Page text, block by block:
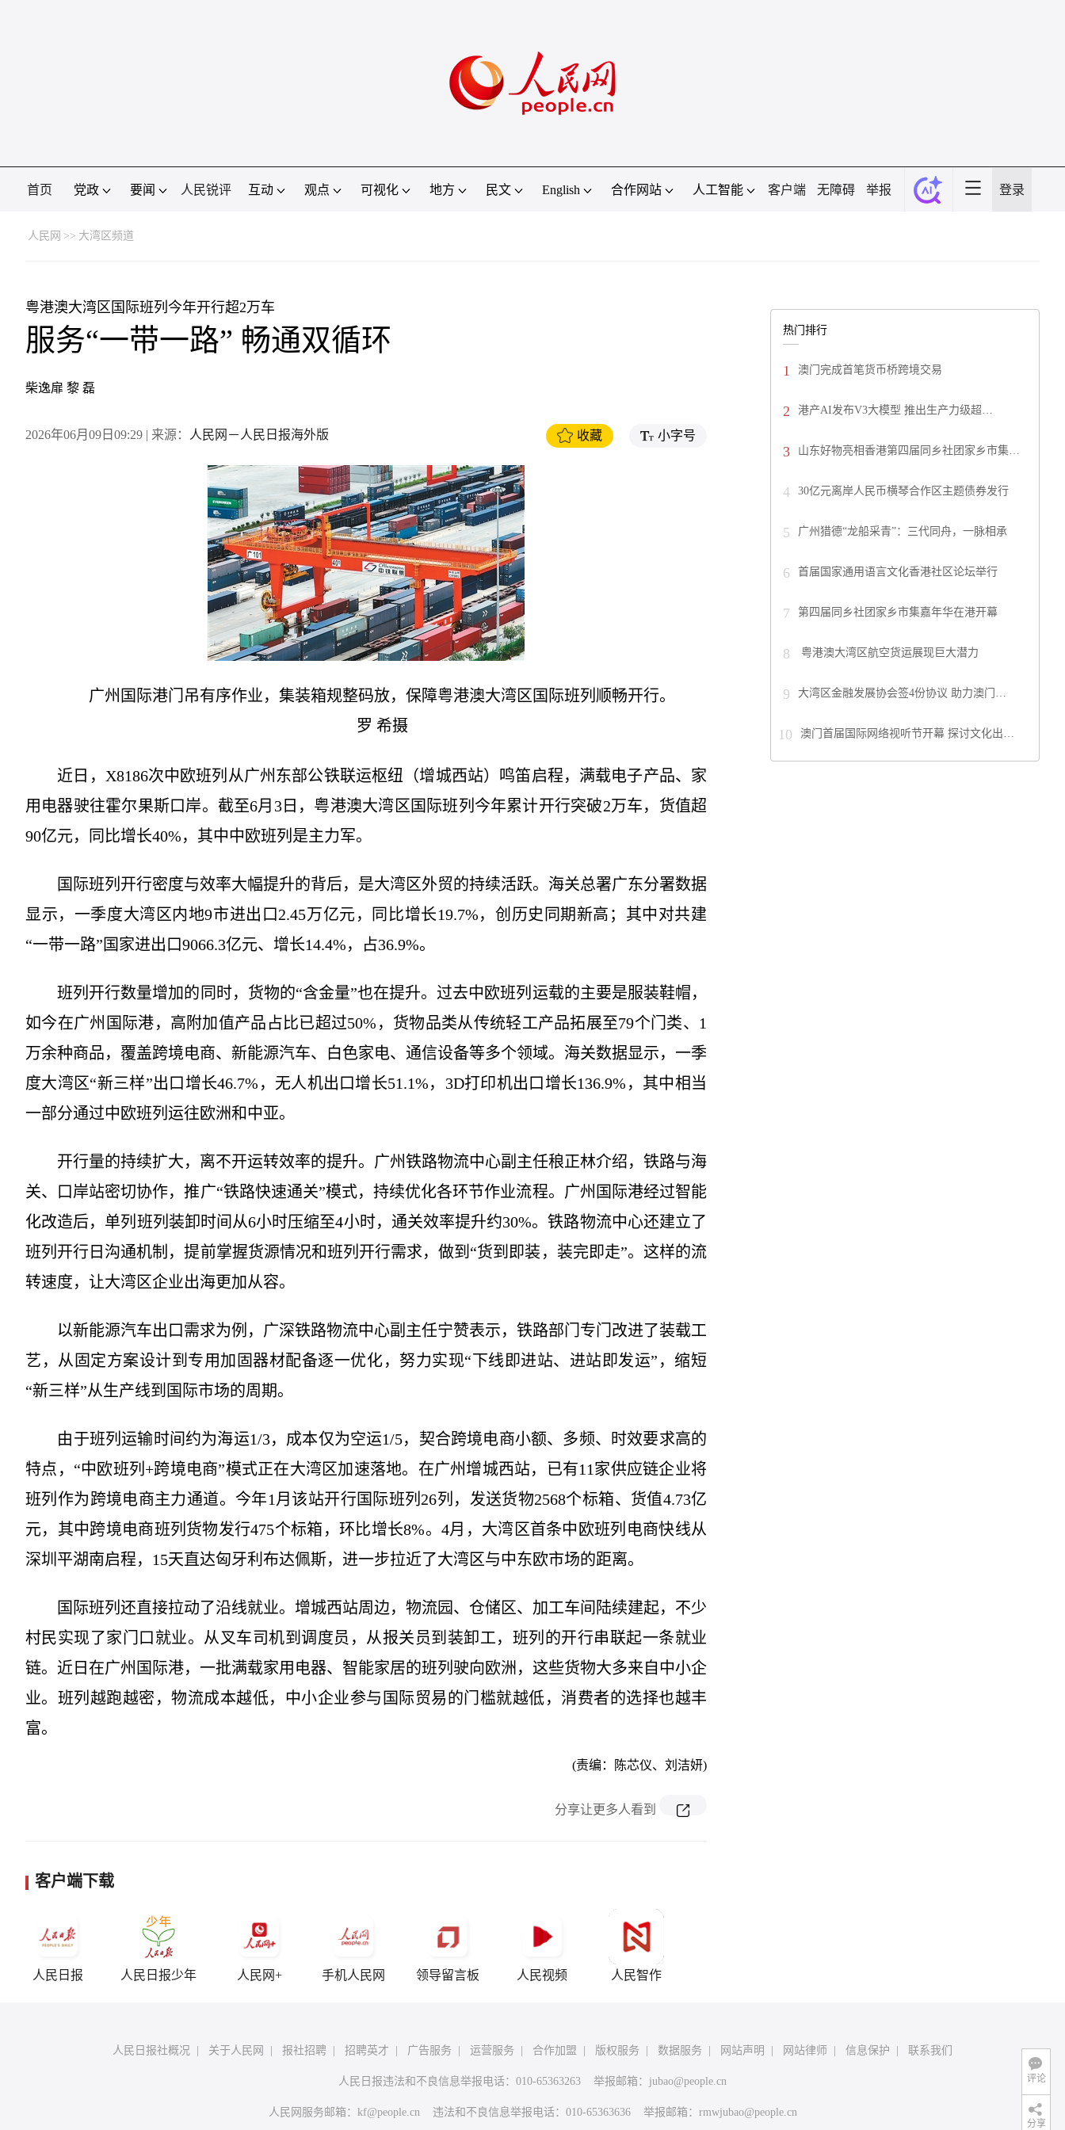
首页 党政 要闻 人民锐评 互动 观点 可视化 地方 民文 English 合作网站 人工智能 客户端 无障碍 举报 登录
人民网 >> 大湾区频道
粤港澳大湾区国际班列今年开行超2万车
服务“一带一路” 畅通双循环
柴逸扉 黎 磊
2026年06月09日09:29 | 来源： 人民网－人民日报海外版 收藏 小字号
广州国际港门吊有序作业，集装箱规整码放，保障粤港澳大湾区国际班列顺畅开行。
罗 希摄
近日，X8186次中欧班列从广州东部公铁联运枢纽（增城西站）鸣笛启程，满载电子产品、家
用电器驶往霍尔果斯口岸。截至6月3日，粤港澳大湾区国际班列今年累计开行突破2万车，货值超
90亿元，同比增长40%，其中中欧班列是主力军。
国际班列开行密度与效率大幅提升的背后，是大湾区外贸的持续活跃。海关总署广东分署数据
显示，一季度大湾区内地9市进出口2.45万亿元，同比增长19.7%，创历史同期新高；其中对共建
“一带一路”国家进出口9066.3亿元、增长14.4%，占36.9%。
班列开行数量增加的同时，货物的“含金量”也在提升。过去中欧班列运载的主要是服装鞋帽，
如今在广州国际港，高附加值产品占比已超过50%，货物品类从传统轻工产品拓展至79个门类、1
万余种商品，覆盖跨境电商、新能源汽车、白色家电、通信设备等多个领域。海关数据显示，一季
度大湾区“新三样”出口增长46.7%，无人机出口增长51.1%，3D打印机出口增长136.9%，其中相当
一部分通过中欧班列运往欧洲和中亚。
开行量的持续扩大，离不开运转效率的提升。广州铁路物流中心副主任稂正林介绍，铁路与海
关、口岸站密切协作，推广“铁路快速通关”模式，持续优化各环节作业流程。广州国际港经过智能
化改造后，单列班列装卸时间从6小时压缩至4小时，通关效率提升约30%。铁路物流中心还建立了
班列开行日沟通机制，提前掌握货源情况和班列开行需求，做到“货到即装，装完即走”。这样的流
转速度，让大湾区企业出海更加从容。
以新能源汽车出口需求为例，广深铁路物流中心副主任宁赞表示，铁路部门专门改进了装载工
艺，从固定方案设计到专用加固器材配备逐一优化，努力实现“下线即进站、进站即发运”，缩短
“新三样”从生产线到国际市场的周期。
由于班列运输时间约为海运1/3，成本仅为空运1/5，契合跨境电商小额、多频、时效要求高的
特点，“中欧班列+跨境电商”模式正在大湾区加速落地。在广州增城西站，已有11家供应链企业将
班列作为跨境电商主力通道。今年1月该站开行国际班列26列，发送货物2568个标箱、货值4.73亿
元，其中跨境电商班列货物发行475个标箱，环比增长8%。4月，大湾区首条中欧班列电商快线从
深圳平湖南启程，15天直达匈牙利布达佩斯，进一步拉近了大湾区与中东欧市场的距离。
国际班列还直接拉动了沿线就业。增城西站周边，物流园、仓储区、加工车间陆续建起，不少
村民实现了家门口就业。从叉车司机到调度员，从报关员到装卸工，班列的开行串联起一条就业
链。近日在广州国际港，一批满载家用电器、智能家居的班列驶向欧洲，这些货物大多来自中小企
业。班列越跑越密，物流成本越低，中小企业参与国际贸易的门槛就越低，消费者的选择也越丰
富。
(责编：陈芯仪、刘洁妍)
分享让更多人看到
客户端下载
人民日报 人民日报少年 人民网+ 手机人民网 领导留言板 人民视频 人民智作
热门排行
1 澳门完成首笔货币桥跨境交易
2 港产AI发布V3大模型 推出生产力级超…
3 山东好物亮相香港第四届同乡社团家乡市集…
4 30亿元离岸人民币横琴合作区主题债券发行
5 广州猎德“龙船采青”：三代同舟，一脉相承
6 首届国家通用语言文化香港社区论坛举行
7 第四届同乡社团家乡市集嘉年华在港开幕
8 粤港澳大湾区航空货运展现巨大潜力
9 大湾区金融发展协会签4份协议 助力澳门…
10 澳门首届国际网络视听节开幕 探讨文化出…
人民日报社概况 关于人民网 报社招聘 招聘英才 广告服务 运营服务 合作加盟 版权服务 数据服务 网站声明 网站律师 信息保护 联系我们
人民日报违法和不良信息举报电话：010-65363263 举报邮箱： jubao@people.cn
人民网服务邮箱： kf@people.cn违法和不良信息举报电话：010-65363636 举报邮箱： rmwjubao@people.cn
评论
分享